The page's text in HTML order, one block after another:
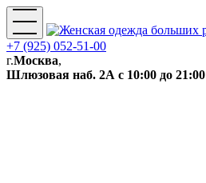
+7 (925) 052-51-00
г.Москва,
Шлюзовая наб. 2А с 10:00 до 21:00